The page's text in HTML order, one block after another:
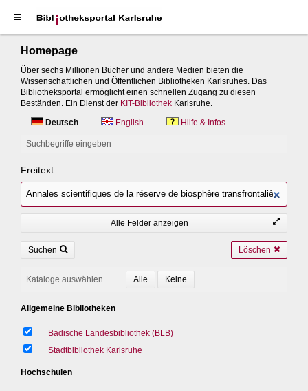
Homepage
Über sechs Millionen Bücher und andere Medien bieten die
Wissenschaftlichen und Öffentlichen Bibliotheken Karlsruhes. Das
Bibliotheksportal ermöglicht einen schnellen Zugang zu diesen
Beständen. Ein Dienst der KIT-Bibliothek Karlsruhe.
Deutsch
English Hilfe & Infos
Suchbegriffe eingeben
Freitext
Alle Felder anzeigen
Suchen Löschen
Kataloge auswählen
Allgemeine Bibliotheken
Badische Landesbibliothek (BLB)
Stadtbibliothek Karlsruhe
Hochschulen